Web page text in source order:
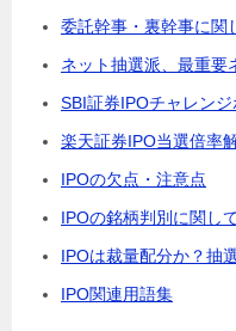
委託幹事・裏幹事に関
ネット抽選派、最重要
SBI証券IPOチャレン
楽天証券IPO当選倍率
IPOの欠点・注意点
IPOの銘柄判別に関し
IPOは裁量配分か？抽
IPO関連用語集